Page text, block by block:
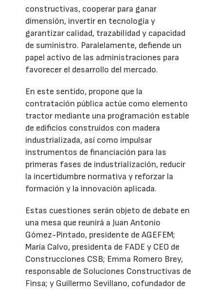
constructivas, cooperar para ganar
dimensión, invertir en tecnología y
garantizar calidad, trazabilidad y capacidad
de suministro. Paralelamente, defiende un
papel activo de las administraciones para
favorecer el desarrollo del mercado.
En este sentido, propone que la
contratación pública actúe como elemento
tractor mediante una programación estable
de edificios construidos con madera
industrializada, así como impulsar
instrumentos de financiación para las
primeras fases de industrialización, reducir
la incertidumbre normativa y reforzar la
formación y la innovación aplicada.
Estas cuestiones serán objeto de debate en
una mesa que reunirá a Juan Antonio
Gómez-Pintado, presidente de AGEFEM;
María Calvo, presidenta de FADE y CEO de
Construcciones CSB; Emma Romero Brey,
responsable de Soluciones Constructivas de
Finsa; y Guillermo Sevillano, cofundador de